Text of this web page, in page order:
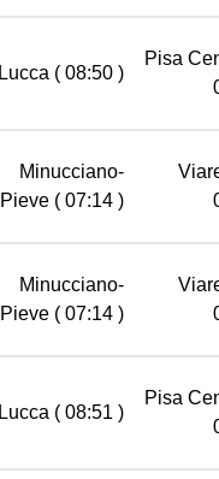
Lucca ( 08:50 )
Pisa
Minucciano-
Pieve ( 07:14 )
Minucciano-
Pieve ( 07:14 )
Lucca ( 08:51 )
Pisa